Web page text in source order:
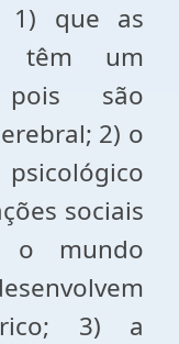
1) que as
têm um
pois são
2) o
sociais
o mundo
3) a